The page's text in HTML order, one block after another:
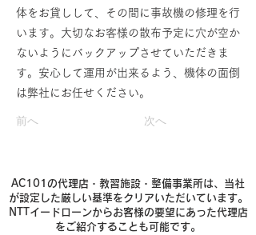
体をお貸しして、その間に事故機の修理を行
います。大切なお客様の散布予定に穴が空か
ないようにバックアップさせていただきま
す。安心して運用が出来るよう、機体の面倒
は弊社にお任せください。
前へ 次へ
AC101の代理店・教習施設・整備事業所は、当社
が設定した厳しい基準をクリアいただいています。
NTTイードローンからお客様の要望にあった代理店
をご紹介することも可能です。